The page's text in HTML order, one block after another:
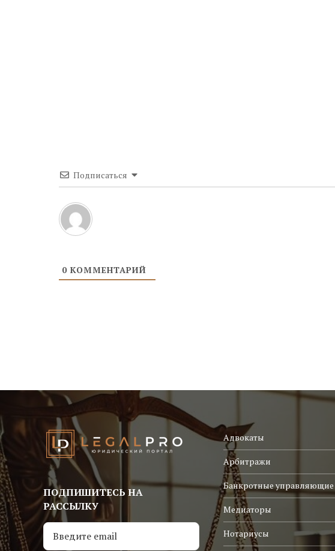
Подписаться
0 КОММЕНТАРИЙ
ПОДПИШИТЕСЬ НА
РАССЫЛКУ
Адвокаты
Арбитражи
Банкротные управляющие
Медиаторы
Нотариусы